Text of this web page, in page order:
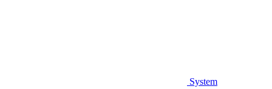
System